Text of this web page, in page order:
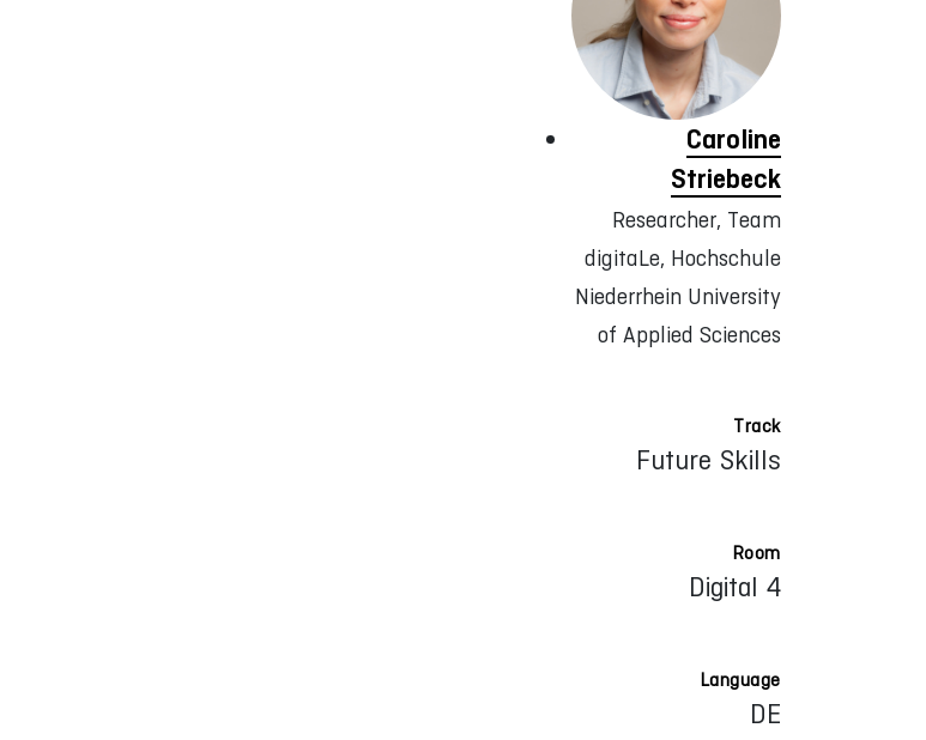
Caroline
Striebeck
Researcher, Team
digitaLe, Hochschule
Niederrhein University
of Applied Sciences
Track
Future Skills
Room
Digital 4
Language
DE